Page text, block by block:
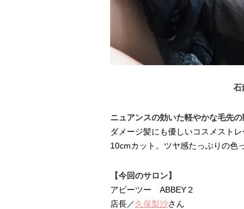
石
ニュアンスの効いた軽やかな毛先
ダメージ髪にも優しいコスメスト
10cmカット。ツヤ感たっぷりの色
【今回のサロン】
アビーツー ABBEY２
店長／久保梨沙さん